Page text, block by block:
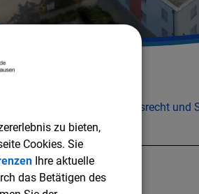
Ortsrecht und
zu bieten,
Cookies. Sie
Ihre aktuelle
das Betätigen des